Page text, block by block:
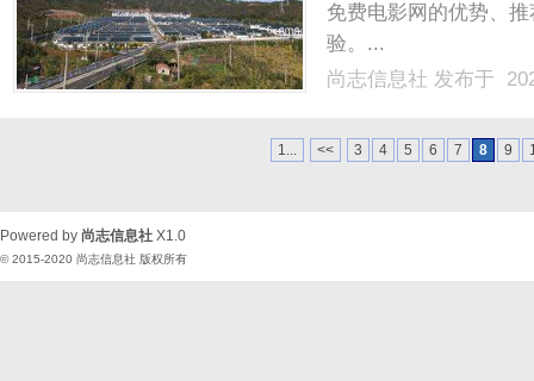
免费电影网的优势、
验。...
尚志信息社 发布于
1... << 3 4 5 6 7 8 9
Powered by 尚志信息社 X1.0
© 2015-2020 尚志信息社 版权所有